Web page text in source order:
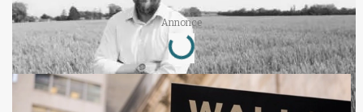
Annonce
Loading...